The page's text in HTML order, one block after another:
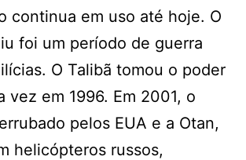
continua em uso até hoje. O
foi um período de guerra
O Talibã tomou o poder
vez em 1996. Em 2001, o
pelos EUA e a Otan,
helicópteros russos,